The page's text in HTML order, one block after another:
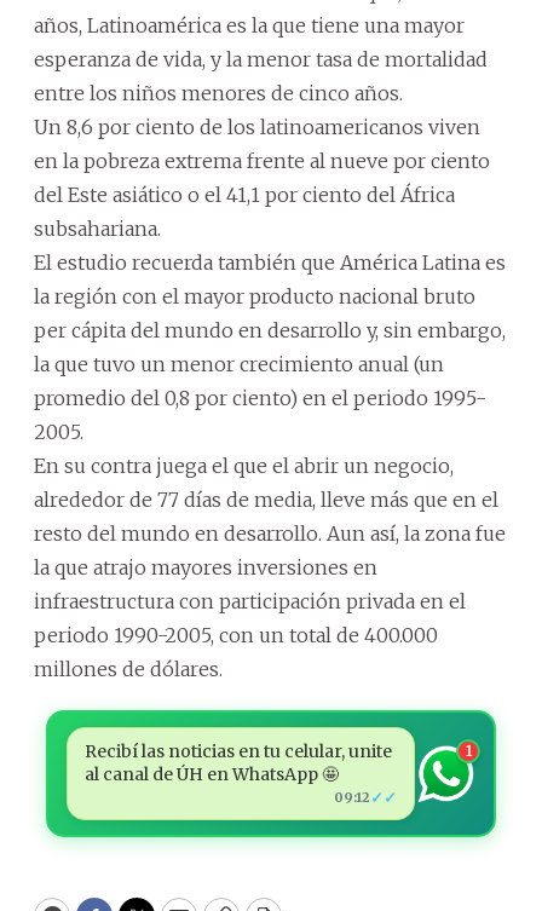
años, Latinoamérica es la que tiene una mayor
esperanza de vida, y la menor tasa de mortalidad
entre los niños menores de cinco años.
Un 8,6 por ciento de los latinoamericanos viven
en la pobreza extrema frente al nueve por ciento
del Este asiático o el 41,1 por ciento del África
subsahariana.
El estudio recuerda también que América Latina es
la región con el mayor producto nacional bruto
per cápita del mundo en desarrollo y, sin embargo,
la que tuvo un menor crecimiento anual (un
promedio del 0,8 por ciento) en el periodo 1995-
2005.
En su contra juega el que el abrir un negocio,
alrededor de 77 días de media, lleve más que en el
resto del mundo en desarrollo. Aun así, la zona fue
la que atrajo mayores inversiones en
infraestructura con participación privada en el
periodo 1990-2005, con un total de 400.000
millones de dólares.
Recibí las noticias en tu celular, unite
al canal de ÚH en WhatsApp 🤩
09:12 ✓✓
1